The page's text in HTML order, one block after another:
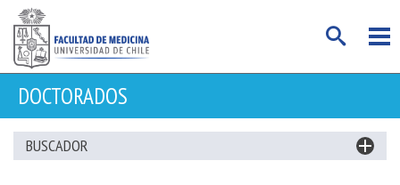
DOCTORADOS
BUSCADOR